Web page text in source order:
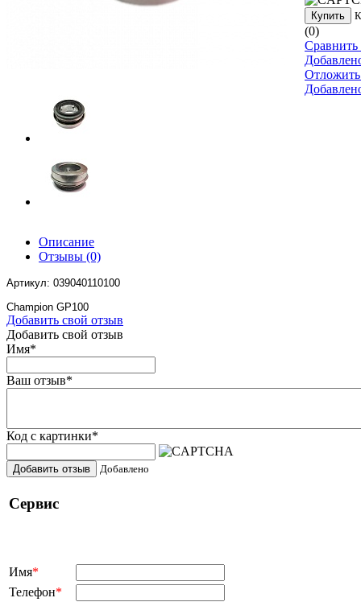
Купить
(0)
Сравнить
Отложить
Описание
Отзывы (0)
Артикул: 039040110100
Champion GP100
Добавить свой отзыв
Добавить свой отзыв
Имя*
Ваш отзыв*
Код с картинки*
Добавить отзыв Добавлено
Сервис
Имя*
Телефон*